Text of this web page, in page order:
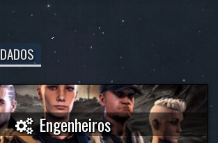
DADOS
Engenheiros